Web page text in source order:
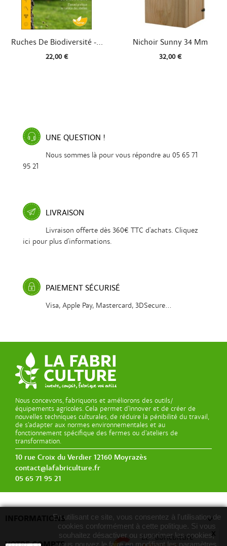
 Aperçu rapide
Ruches De Biodiversité -...
22,00 €
Aperçu rapide
Nichoir Sunny 34 Mm
32,00 €
UNE QUESTION !
Nous sommes là pour vous répondre au 05 65 71
95 21
LIVRAISON
Livraison offerte dès 360€ TTC d'achats. Cliquez
ici pour plus d'informations.
PAIEMENT SÉCURISÉ
Visa, Apple Pay, Mastercard, 3DSecure...
Nous concevons, fabriquons et améliorons des outils/
équipements agricoles. Cela permet d’innover et de créer de
nouvelles techniques culturales, de réduire la pénibilité du travail,
de s’adapter aux normes environnementales et au
fonctionnement spécifique des fermes ou d’ateliers de
transformation.
10 rue Croix du Verdier 12160 Moyrazès
contact@lafabriculture.fr
05 65 71 95 21
INFORMATIONS 
En utilisant ce site, vous consentez à l'utilisation de
cookies conformément à cette politique. Si vous
souhaitez désactiver ou supprimer les cookies,
vous pouvez le faire en modifiant les paramètres
La Fabriculture x